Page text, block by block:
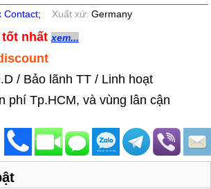
Contact; Xuất xứ:Germany
tốt nhấtxem...
/ Bảo lãnh TT / Linh hoạt
phí Tp.HCM, và vùng lân cận